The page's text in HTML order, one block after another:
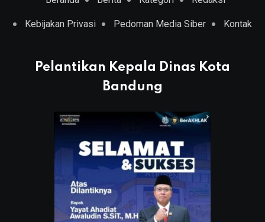
Kebijakan Privasi Pedoman Media Siber Kontak
Pelantikan Kepala Dinas Kota
Bandung